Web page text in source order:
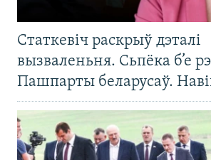
Статкевіч раскрыў дэталі
вызваленьня. Сьпёка б’е
Пашпарты беларусаў.